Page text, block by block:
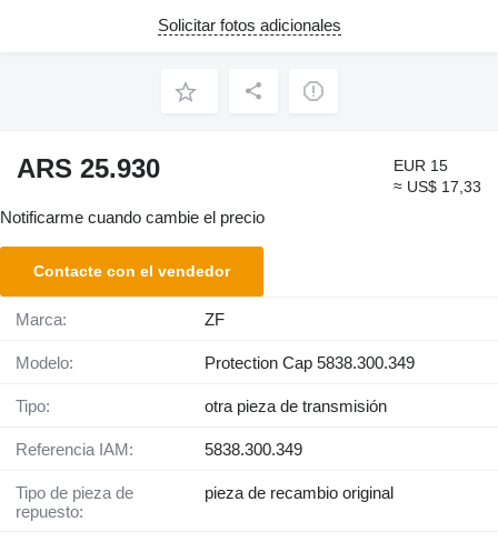
Solicitar fotos adicionales
ARS 25.930
EUR 15
≈ US$ 17,33
Notificarme cuando cambie el precio
Contacte con el vendedor
Marca: ZF
Modelo: Protection Cap 5838.300.349
Tipo: otra pieza de transmisión
Referencia IAM: 5838.300.349
Tipo de pieza de
repuesto:
pieza de recambio original